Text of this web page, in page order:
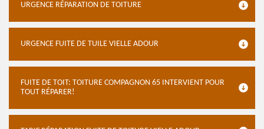
URGENCE RÉPARATION DE TOITURE
URGENCE FUITE DE TUILE VIELLE ADOUR
FUITE DE TOIT: TOITURE COMPAGNON 65 INTERVIENT POUR
TOUT RÉPARER!